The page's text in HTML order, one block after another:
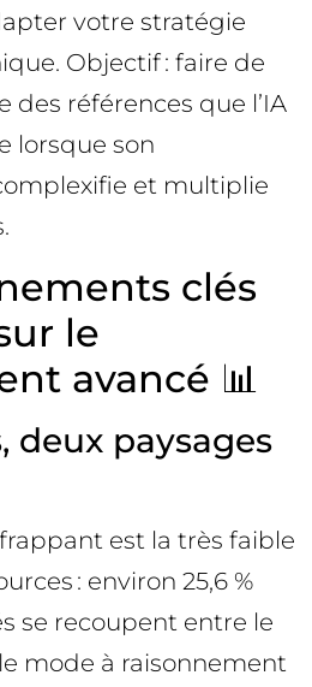
votre stratégie
Objectif : faire de
des références que l’IA
lorsque son
et multiplie
clés
le
avancé 📊
deux paysages
est la très faible
: environ 25,6 %
se recoupent entre le
mode à raisonnement